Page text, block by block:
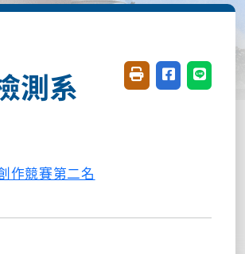
測系
友善列印(開新視窗)
分享至臉書(
分享至
作競賽第二名